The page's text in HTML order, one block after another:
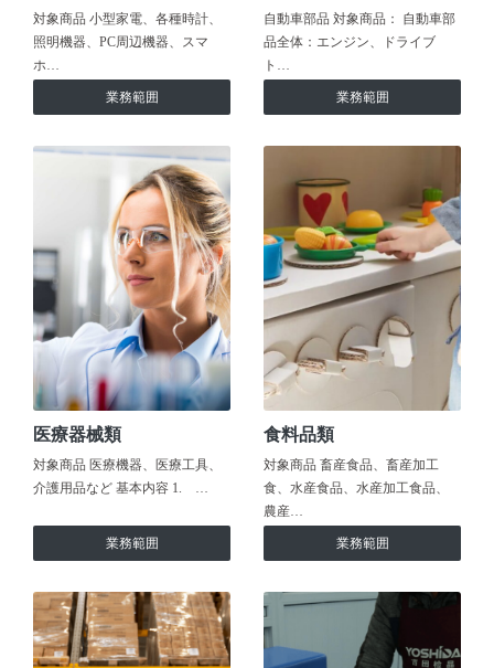
対象商品 小型家電、各種時計、
照明機器、PC周辺機器、スマ
ホ…
業務範囲
自動車部品 対象商品： 自動車部
品全体：エンジン、ドライブ
ト…
業務範囲
医療器械類
対象商品 医療機器、医療工具、
介護用品など 基本内容 1. …
業務範囲
食料品類
対象商品 畜産食品、畜産加工
食、水産食品、水産加工食品、
農産…
業務範囲